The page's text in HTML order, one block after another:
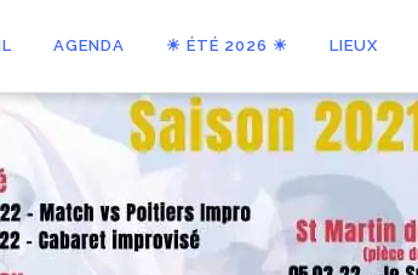
AGENDA ☀ ÉTÉ 2026 ☀ LIEUX